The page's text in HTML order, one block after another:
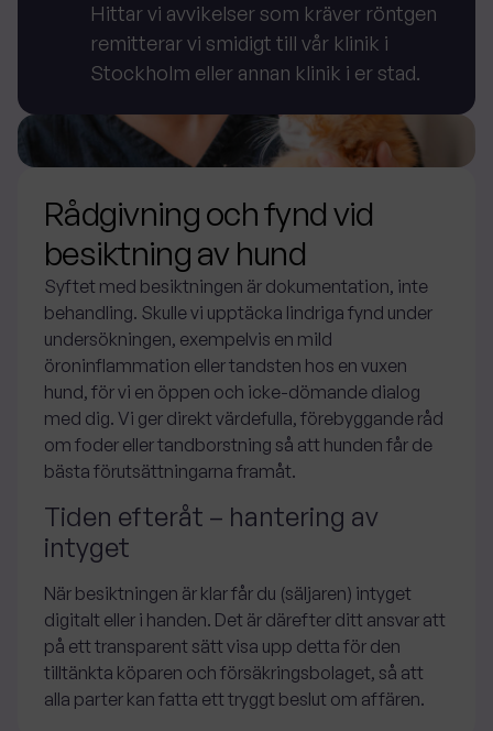
Hittar vi avvikelser som kräver röntgen
remitterar vi smidigt till vår klinik i
Stockholm eller annan klinik i er stad.
Rådgivning och fynd vid
besiktning av hund
Syftet med besiktningen är dokumentation, inte
behandling. Skulle vi upptäcka lindriga fynd under
undersökningen, exempelvis en mild
öroninflammation eller tandsten hos en vuxen
hund, för vi en öppen och icke-dömande dialog
med dig. Vi ger direkt värdefulla, förebyggande råd
om foder eller tandborstning så att hunden får de
bästa förutsättningarna framåt.
Tiden efteråt – hantering av
intyget
När besiktningen är klar får du (säljaren) intyget
digitalt eller i handen. Det är därefter ditt ansvar att
på ett transparent sätt visa upp detta för den
tilltänkta köparen och försäkringsbolaget, så att
alla parter kan fatta ett tryggt beslut om affären.